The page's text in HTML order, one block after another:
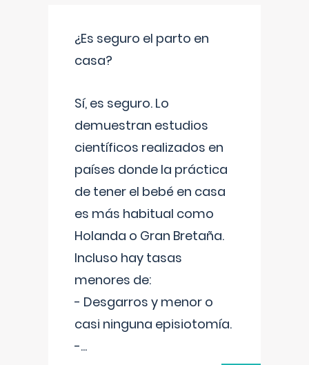
¿Es seguro el parto en
casa?
Sí, es seguro. Lo
demuestran estudios
científicos realizados en
países donde la práctica
de tener el bebé en casa
es más habitual como
Holanda o Gran Bretaña.
Incluso hay tasas
menores de:
- Desgarros y menor o
casi ninguna episiotomía.
-...